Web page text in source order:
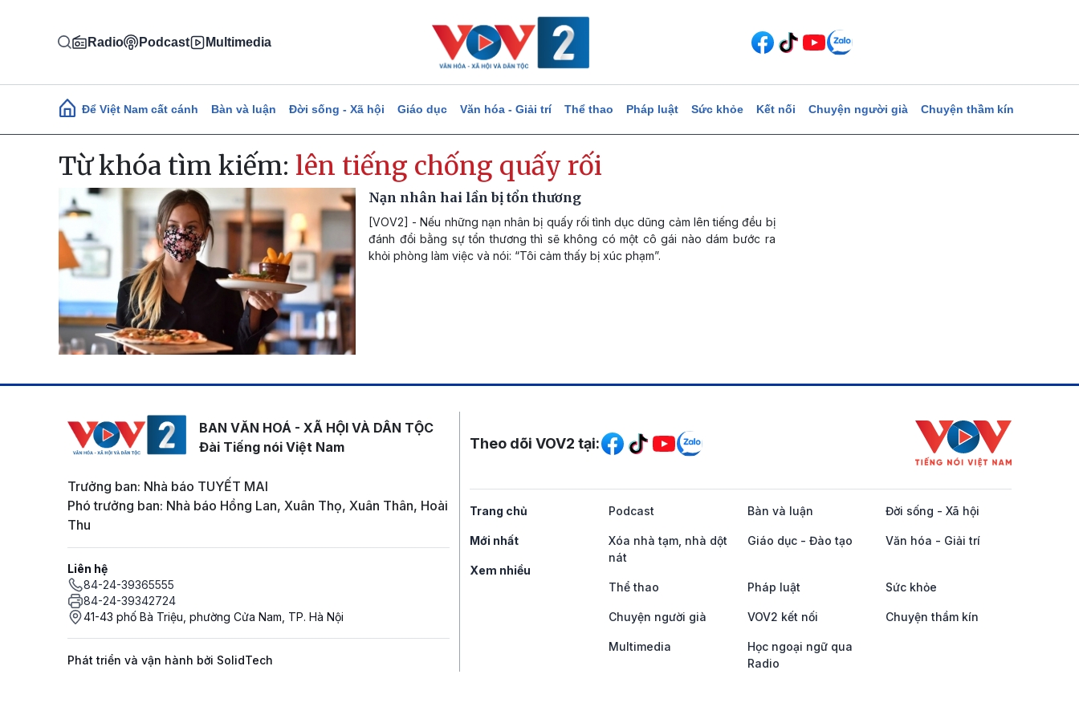
Radio Podcast Multimedia
Main navigation
Để Việt Nam cất cánh Bàn và luận Đời sống - Xã hội Giáo dục Văn hóa - Giải trí Thể thao Pháp luật Sức khỏe Kết nối Chuyện người già Chuyện thầm kín
Từ khóa tìm kiếm: lên tiếng chống quấy rối
Nạn nhân hai lần bị tổn thương
[VOV2] - Nếu những nạn nhân bị quấy rối tình dục dũng cảm lên tiếng đều bị
đánh đổi bằng sự tổn thương thì sẽ không có một cô gái nào dám bước ra
khỏi phòng làm việc và nói: “Tôi cảm thấy bị xúc phạm”.
BAN VĂN HOÁ - XÃ HỘI VÀ DÂN TỘC
Đài Tiếng nói Việt Nam
Trưởng ban: Nhà báo TUYẾT MAI
Phó trưởng ban: Nhà báo Hồng Lan, Xuân Thọ, Xuân Thân, Hoài
Thu
Liên hệ
84-24-39365555
84-24-39342724
41-43 phố Bà Triệu, phường Cửa Nam, TP. Hà Nội
Phát triển và vận hành bởi SolidTech
Mạng xã hội
Theo dõi VOV2 tại:
Trang chủ
Mới nhất
Xem nhiều
Podcast Bàn và luận Đời sống - Xã hội
Xóa nhà tạm, nhà dột
nát
Giáo dục - Đào tạo Văn hóa - Giải trí
Thể thao Pháp luật Sức khỏe
Chuyện người già VOV2 kết nối Chuyện thầm kín
Multimedia
Học ngoại ngữ qua
Radio